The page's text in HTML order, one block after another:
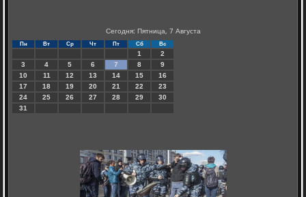
Сегодня: Пятница, 7 Августа
Пн Вт Ср Чт Пт Сб Вс
1
2
3
4 5 6 7 8
9
10
11 12 13 14 15
16
17
18 19 20 21 22
23
24
25 26 27 28 29
30
31